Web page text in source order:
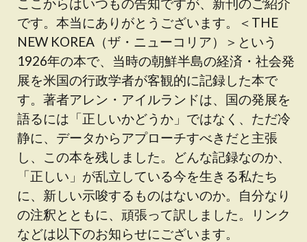
です。本当にありがとうございます。＜THE
NEW KOREA（ザ・ニューコリア）＞という
1926年の本で、当時の朝鮮半島の経済・社会発
展を米国の行政学者が客観的に記録した本で
す。著者アレン・アイルランドは、国の発展を
語るには「正しいかどうか」ではなく、ただ冷
静に、データからアプローチすべきだと主張
し、この本を残しました。どんな記録なのか、
「正しい」が乱立している今を生きる私たち
に、新しい示唆するものはないのか。自分なり
の注釈とともに、頑張って訳しました。リンク
などは以下のお知らせにございます。